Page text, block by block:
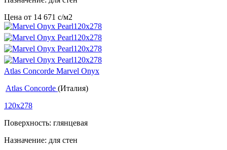
Цена от 14 671 c/м2
Atlas Concorde Marvel Onyx
Atlas Concorde (Италия)
120x278
Поверхность: глянцевая
Назначение: для стен